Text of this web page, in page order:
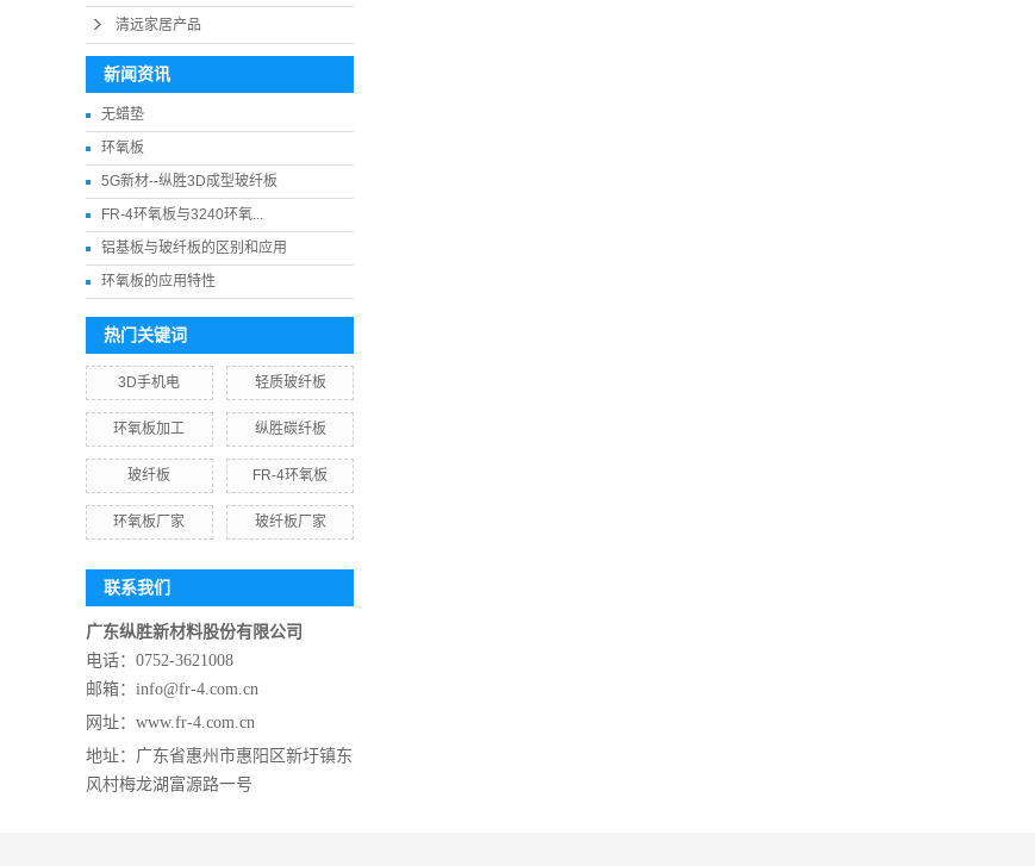
清远家居产品
新闻资讯
无蜡垫
环氧板
5G新材--纵胜3D成型玻纤板
FR-4环氧板与3240环氧...
铝基板与玻纤板的区别和应用
环氧板的应用特性
热门关键词
3D手机电 轻质玻纤板
环氧板加工 纵胜碳纤板
玻纤板 FR-4环氧板
环氧板厂家 玻纤板厂家
联系我们
广东纵胜新材料股份有限公司
电话：0752-3621008
邮箱：info@fr-4.com.cn
网址： www.fr-4.com.cn
地址： 广东省惠州市惠阳区新圩镇东
风村梅龙湖富源路一号